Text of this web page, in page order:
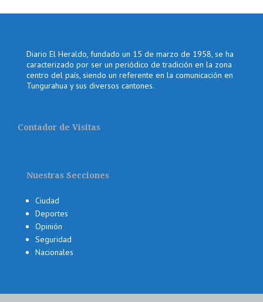
Diario El Heraldo, fundado un 15 de marzo de 1958, se ha
caracterizado por ser un periódico de tradición en la zona
centro del país, siendo un referente en la comunicación en
Tungurahua y sus diversos cantones.
Contador de Visitas
Nuestras Secciones
Ciudad
Deportes
Opinión
Seguridad
Nacionales